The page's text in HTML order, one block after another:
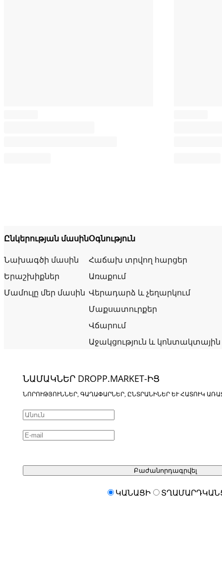
Ընկերության մասին
Նախագծի մասին
Երաշխիքներ
Մամուլը մեր մասին
Օգնություն
Հաճախ տրվող հարցեր
Առաքում
Վերադարձ և չեղարկում
Մաքսատուրքեր
Վճարում
Աջակցություն և կոնտակտային
ՆԱՄԱԿՆԵՐ DROPP.MARKET-ԻՑ
ՆՈՐՈՒԹՅՈՒՆՆԵՐ, ԳԱՂԱՓԱՐՆԵՐ, ԸՆՏՐԱՆԻՆԵՐ ԵՒ ՀԱՏՈՒԿ
Բաժանորդագրվել
ԿԱՆԱՑԻ